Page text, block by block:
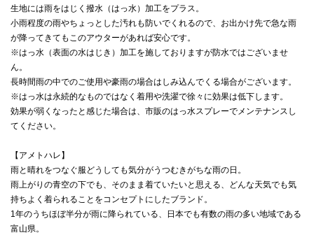
生地には雨をはじく撥水（はっ水）加工をプラス。
小雨程度の雨やちょっとした汚れも防いでくれるので、お出かけ先で急な雨
が降ってきてもこのアウターがあれば安心です。
※はっ水（表面の水はじき）加工を施しておりますが防水ではございませ
ん。
長時間雨の中でのご使用や豪雨の場合はしみ込んでくる場合がございます。
※はっ水は永続的なものではなく着用や洗濯で徐々に効果は低下します。
効果が弱くなったと感じた場合は、市販のはっ水スプレーでメンテナンスし
てください。
【アメトハレ】
雨と晴れをつなぐ服どうしても気分がうつむきがちな雨の日。
雨上がりの青空の下でも、そのまま着ていたいと思える、どんな天気でも気
持ちよく着られることをコンセプトにしたブランド。
1年のうちほぼ半分が雨に降られている、日本でも有数の雨の多い地域である
富山県。